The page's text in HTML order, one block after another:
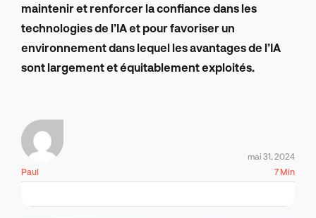
maintenir et renforcer la confiance dans les
technologies de l’IA et pour favoriser un
environnement dans lequel les avantages de l’IA
sont largement et équitablement exploités.
Paul
mai 31, 2024
7 Min